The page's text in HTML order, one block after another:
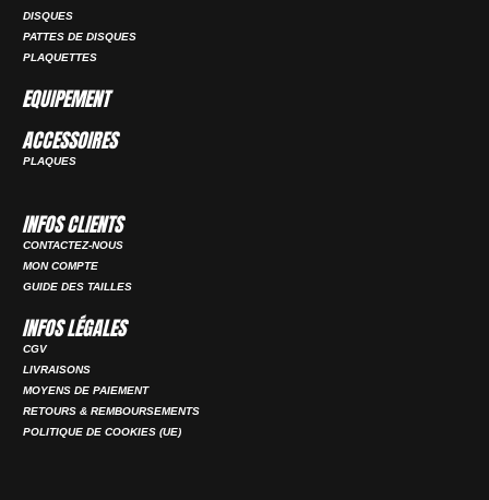
DISQUES
PATTES DE DISQUES
PLAQUETTES
EQUIPEMENT
ACCESSOIRES
PLAQUES
INFOS CLIENTS
CONTACTEZ-NOUS
MON COMPTE
GUIDE DES TAILLES
INFOS LÉGALES
CGV
LIVRAISONS
MOYENS DE PAIEMENT
RETOURS & REMBOURSEMENTS
POLITIQUE DE COOKIES (UE)